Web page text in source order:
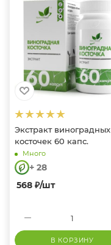
Экстракт виноградных
косточек 60 капс.
Много
+ 28
568 ₽/шт
В КОРЗИНУ